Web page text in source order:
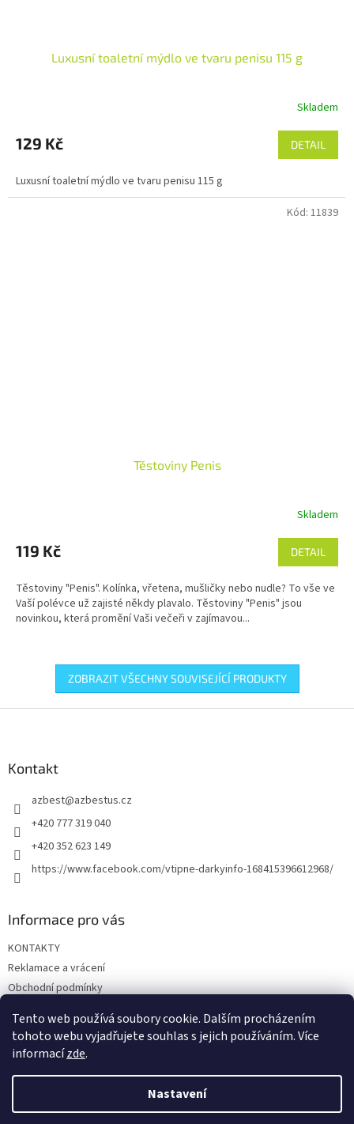
Tento web používá soubory cookie. Dalším procházením
tohoto webu vyjadřujete souhlas s jejich používáním. Více
informacízde.
Nastavení
Luxusní toaletní mýdlo ve tvaru penisu 115 g
Skladem
129 Kč DETAIL
Luxusní toaletní mýdlo ve tvaru penisu 115 g
Těstoviny Penis
Skladem
119 Kč DETAIL
Těstoviny "Penis". Kolínka, vřetena, mušličky nebo nudle? To vše ve
Vaší polévce už zajisté někdy plavalo. Těstoviny "Penis" jsou
novinkou, která promění Vaši večeři v zajímavou...
Kód: 11839
ZOBRAZIT VŠECHNY SOUVISEJÍCÍ PRODUKTY
Kontakt
azbest@azbestus.cz
+420 777 319 040
+420 352 623 149
https://www.facebook.com/vtipne-darkyinfo-168415396612968/
Informace pro vás
KONTAKTY
Reklamace a vrácení
Obchodní podmínky
Doprava a platba
Vytvořil Shoptet